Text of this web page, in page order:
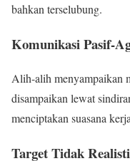
bahkan terselubung.
Komunikasi Pasif-
Alih-alih menyampaikan
disampaikan lewat
menciptakan suasana
Target Tidak